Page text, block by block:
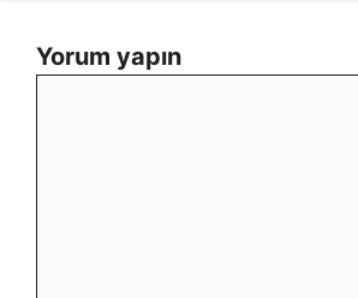
Yorum yapın